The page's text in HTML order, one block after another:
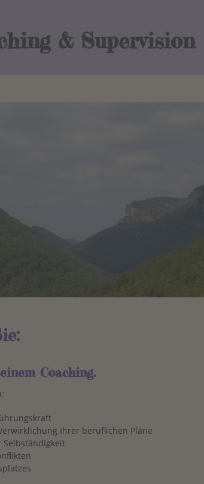
& Supervision
Coaching.
Ihrer beruflichen Pläne
Selbständigkeit